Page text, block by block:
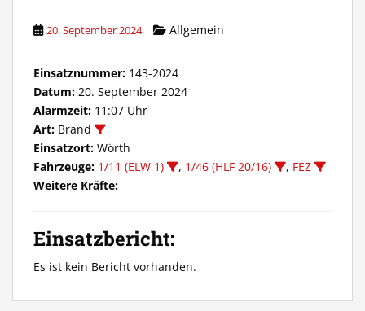
20. September 2024 Allgemein
Einsatznummer: 143-2024
Datum: 20. September 2024
Alarmzeit: 11:07 Uhr
Art: Brand
Einsatzort: Wörth
Fahrzeuge: 1/11 (ELW 1) , 1/46 (HLF 20/16) , FEZ
Weitere Kräfte:
Einsatzbericht:
Es ist kein Bericht vorhanden.